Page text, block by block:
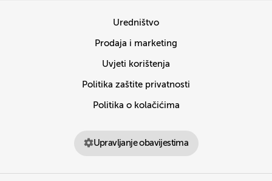
Uredništvo
Prodaja i marketing
Uvjeti korištenja
Politika zaštite privatnosti
Politika o kolačićima
Upravljanje obavijestima